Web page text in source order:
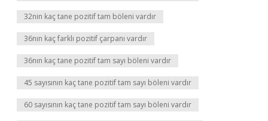
32nin kaç tane pozitif tam böleni vardır
36nın kaç farklı pozitif çarpanı vardır
36nın kaç tane pozitif tam sayı böleni vardır
45 sayısının kaç tane pozitif tam sayı böleni vardır
60 sayısının kaç tane pozitif tam sayı böleni vardır